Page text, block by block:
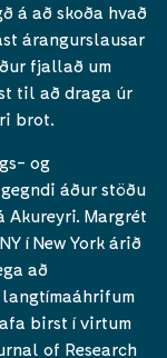
á að skoða hvað
árangurslausar
fjallað um
til að draga úr
brot.
og
áður stöðu
Margrét
í New York árið
að
birst í virtum
of Research